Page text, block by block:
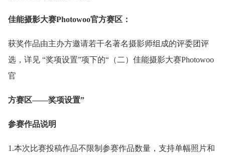
佳能摄影大赛Photowoo官方赛区：
获奖作品由主办方邀请若干名著名摄影师组成的评委团评
选，详见 “奖项设置”项下的“（二）佳能摄影大赛Photowoo
官
方赛区——奖项设置”
参赛作品说明
1.本次比赛投稿作品不限制参赛作品数量，支持单幅照片和